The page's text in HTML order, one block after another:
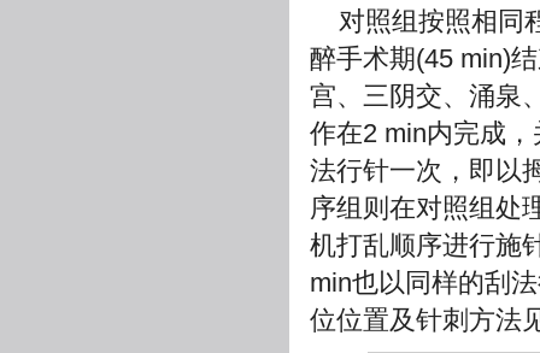
对照组按照相同
醉手术期(45 min)
宫、三阴交、涌泉
作在2 min内完成
法行针一次，即以
序组则在对照组处
机打乱顺序进行施
min也以同样的刮
位位置及针刺方法